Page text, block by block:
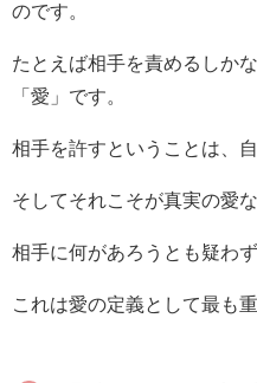
のです。
たとえば相手を責めるしか
「愛」です。
相手を許すということは、
そしてそれこそが真実の愛な
相手に何があろうとも疑わ
これは愛の定義として最も